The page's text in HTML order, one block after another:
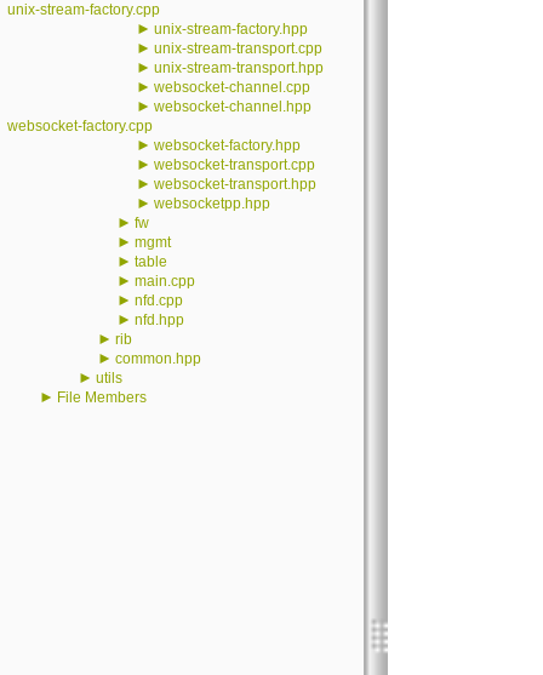
unix-stream-factory.cpp
► unix-stream-factory.hpp
► unix-stream-transport.cpp
► unix-stream-transport.hpp
► websocket-channel.cpp
► websocket-channel.hpp
websocket-factory.cpp
► websocket-factory.hpp
► websocket-transport.cpp
► websocket-transport.hpp
► websocketpp.hpp
► fw
► mgmt
► table
► main.cpp
► nfd.cpp
► nfd.hpp
► rib
► common.hpp
► utils
► File Members